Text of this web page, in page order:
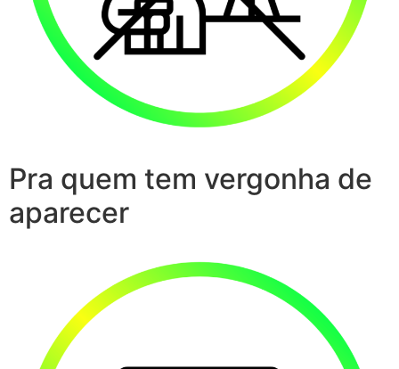
Pra quem tem vergonha de
aparecer